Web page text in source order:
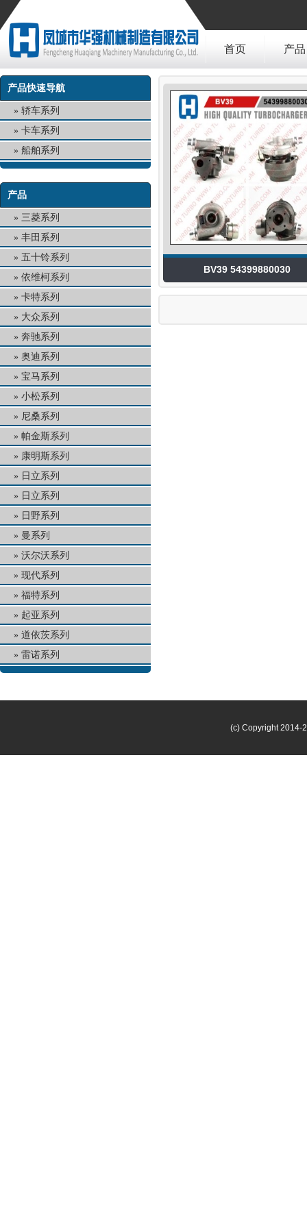
首页 产品
产品快速导航
轿车系列
卡车系列
船舶系列
产品
三菱系列
丰田系列
五十铃系列
依维柯系列
卡特系列
大众系列
奔驰系列
奥迪系列
宝马系列
小松系列
尼桑系列
帕金斯系列
康明斯系列
日立系列
日立系列
日野系列
曼系列
沃尔沃系列
现代系列
福特系列
起亚系列
道依茨系列
雷诺系列
BV39 54399880030
(c) Copyright 2014-